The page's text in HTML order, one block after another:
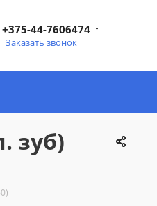
+375-44-7606474
Заказать звонок
зуб)